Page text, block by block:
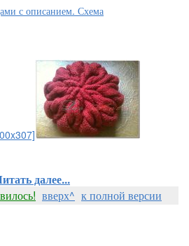
с описанием. Схема
далее...
вверх^ к полной версии